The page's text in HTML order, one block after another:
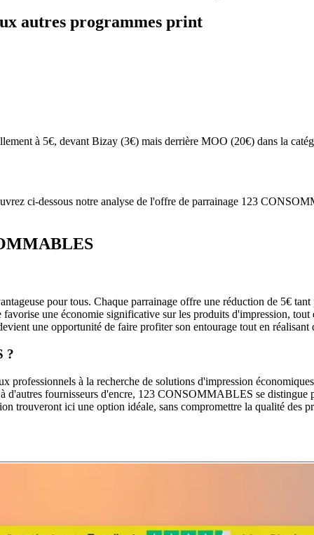
autres programmes print
à 5€, devant Bizay (3€) mais derrière MOO (20€) dans la
ci-dessous notre analyse de l'offre de parrainage 123
pour tous. Chaque parrainage offre une réduction de 5€
une économie significative sur les produits d'impression,
une opportunité de faire profiter son entourage tout en réalisant
?
professionnels à la recherche de solutions d'impression
d'autres fournisseurs d'encre, 123 CONSOMMABLES se
trouveront ici une option idéale, sans compromettre la qualité des